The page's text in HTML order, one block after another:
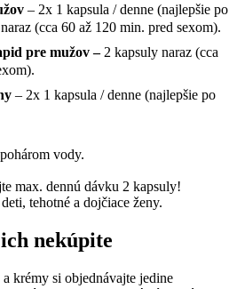
– 2x 1 kapsula / denne (najlepšie po
(cca 60 až 120 min. pred sexom).
pre mužov – 2 kapsuly naraz (cca
– 2x 1 kapsula / denne (najlepšie po
vody.
max. dennú dávku 2 kapsuly!
tehotné a dojčiace ženy.
nekúpite
krémy si objednávajte jedine